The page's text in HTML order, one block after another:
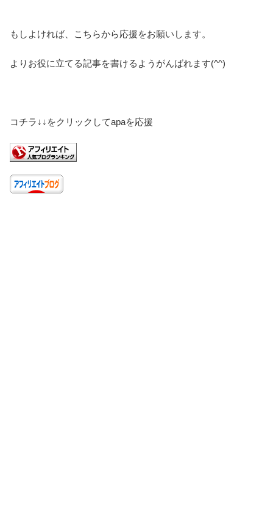
もしよければ、こちらから応援をお願いします。
よりお役に立てる記事を書けるようがんばれます(^^)
コチラ↓↓をクリックしてapaを応援